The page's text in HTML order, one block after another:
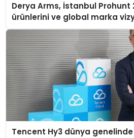
Derya Arms, İstanbul Prohunt
ürünlerini ve global marka
Tencent Hy3 dünya